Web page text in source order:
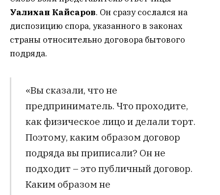
Уалихан Кайсаров. Он сразу сослался на
диспозицию спора, указанного в законах
страны относительно договора бытового
подряда.
«Вы сказали, что не
предприниматель. Что проходите,
как физическое лицо и делали торт.
Поэтому, каким образом договор
подряда вы приписали? Он не
подходит – это публичный договор.
Каким образом не